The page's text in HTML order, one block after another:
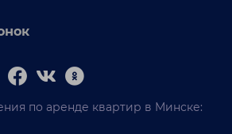
по аренде квартир в Минске: